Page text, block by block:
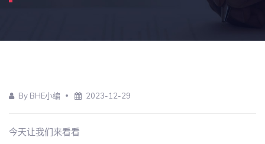
By BHE小编 2023-12-29
今天让我们来看看